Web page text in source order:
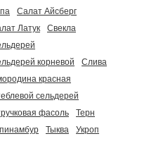
Салат Айсберг
Латук
Свекла
корневой
Слива
красная
сельдерей
фасоль
Терн
Тыква
Укроп